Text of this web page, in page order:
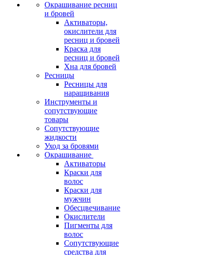
Окрашивание ресниц
и бровей
Активаторы,
окислители для
ресниц и бровей
Краска для
ресниц и бровей
Хна для бровей
Ресницы
Ресницы для
наращивания
Инструменты и
сопутствующие
товары
Сопутствующие
жидкости
Уход за бровями
Окрашивание
Активаторы
Краски для
волос
Краски для
мужчин
Обесцвечивание
Окислители
Пигменты для
волос
Сопутствующие
средства для